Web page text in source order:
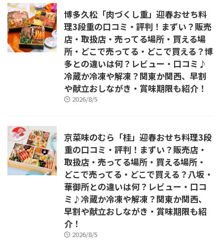
博多久松「肉づくし重」迎春おせち料
理3段重の口コミ・評判！まずい？販売
店・取扱店・売ってる場所・買える場
所・どこで売ってる・どこで買える？博
多との違いは何？レビュー・口コミ♪
冷蔵か冷凍や解凍？関東か関西、早割
や献立おしながき・賞味期限も紹介！
2026/8/5
京菜味のむら「桂」迎春おせち料理3段
重の口コミ・評判！まずい？販売店・
取扱店・売ってる場所・買える場所・
どこで売ってる・どこで買える？八坂・
華御所との違いは何？レビュー・口コ
ミ♪冷蔵か冷凍や解凍？関東か関西、
早割や献立おしながき・賞味期限も紹
介！
2026/8/5